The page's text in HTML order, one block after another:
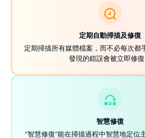
定期自動掃描及修復
定期掃描所有媒體檔案，而不必每次都
發現的錯誤會被立即修復
智慧修復
“智慧修復”能在掃描過程中智慧地定位